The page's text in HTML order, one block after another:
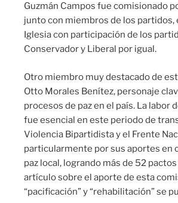
Guzmán Campos fue comisionado
junto con miembros de los partidos,
Iglesia con participación de los
Conservador y Liberal por igual.
Otro miembro muy destacado de
Otto Morales Benítez, personaje
procesos de paz en el país. La labor
fue esencial en este periodo de
Violencia Bipartidista y el Frente
particularmente por sus aportes en
paz local, logrando más de 52 pactos
artículo sobre el aporte de esta
“pacificación” y “rehabilitación” se